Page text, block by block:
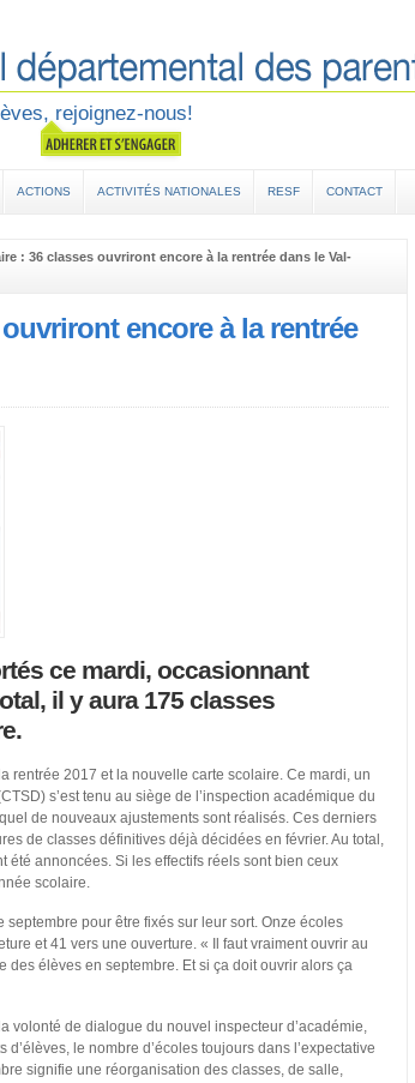
rejoignez-nous!
ACTIONS ACTIVITÉS NATIONALES RESF CONTACT
: 36 classes ouvriront encore à la rentrée dans le Val-
encore à la rentrée
ce mardi, occasionnant
il y aura 175 classes
rentrée 2017 et la nouvelle carte scolaire. Ce mardi, un
s’est tenu au siège de l’inspection académique du
de nouveaux ajustements sont réalisés. Ces derniers
de classes définitives déjà décidées en février. Au total,
été annoncées. Si les effectifs réels sont bien ceux
scolaire.
pour être fixés sur leur sort. Onze écoles
et 41 vers une ouverture. « Il faut vraiment ouvrir au
élèves en septembre. Et si ça doit ouvrir alors ça
volonté de dialogue du nouvel inspecteur d’académie,
le nombre d’écoles toujours dans l’expectative
signifie une réorganisation des classes, de salle,